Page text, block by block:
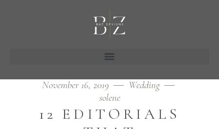
November 16, 2019
Wedding
solene
12 EDITORIALS